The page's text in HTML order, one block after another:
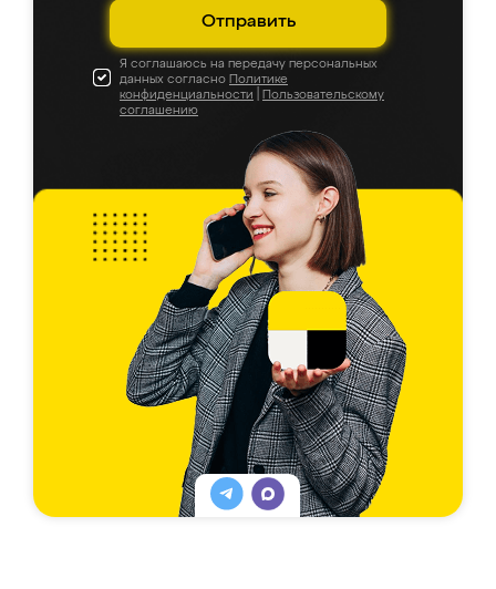
Отправить
Я соглашаюсь на передачу персональных
данных согласно Политике
конфиденциальности
Пользовательскому
соглашению